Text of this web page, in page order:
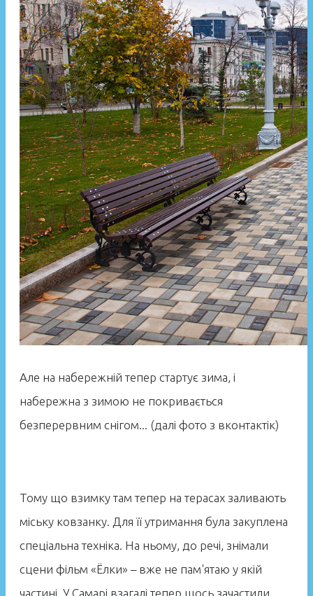
Але на набережній тепер стартує зима, і
набережна з зимою не покривається
безперервним снігом... (далі фото з вконтактік)
Тому що взимку там тепер на терасах заливають
міську ковзанку. Для її утримання була закуплена
спеціальна техніка. На ньому, до речі, знімали
сцени фільм «Ёлки» – вже не пам'ятаю у якій
частині. У Самарі взагалі тепер щось зачастили